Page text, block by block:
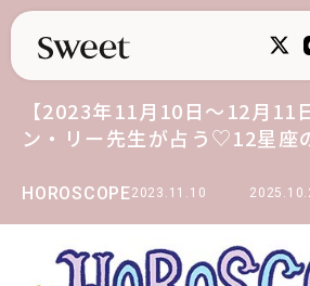
HOROSCOPE2023.11.10
【2023年11月10日～12月11
ン・リー先生が占う♡12星座